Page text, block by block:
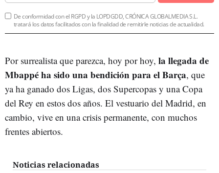
De conformidad con el RGPD y la LOPDGDD, CRÓNICA GLOBALMEDIA S.L.
tratará los datos facilitados con la finalidad de remitirle noticias de actualidad.
Por surrealista que parezca, hoy por hoy, la llegada de
Mbappé ha sido una bendición para el Barça, que
ya ha ganado dos Ligas, dos Supercopas y una Copa
del Rey en estos dos años. El vestuario del Madrid, en
cambio, vive en una crisis permanente, con muchos
frentes abiertos.
Noticias relacionadas